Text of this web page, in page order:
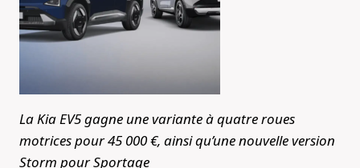
La Kia EV5 gagne une variante à quatre roues
motrices pour 45 000 €, ainsi qu’une nouvelle version
Storm pour Sportage